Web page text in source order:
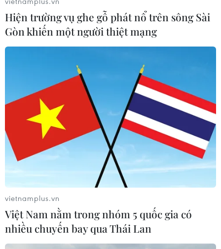
nguồn cung khí đốt từ Nga
28/01/2022 11:54
Hungary là một thành viên của EU và Tổ chức Hiệp ước
thuận về cung cấp khí đốt lâu dài với Tập đoàn khí đốt
Gazprom của Nga từ tháng 8/2021.
Hiện trường vụ ghe gỗ phát nổ trên sông Sài
Gòn khiến một người thiệt mạng
vietnamplus.vn
Việt Nam nằm trong nhóm 5 quốc gia có
nhiều chuyến bay qua Thái Lan